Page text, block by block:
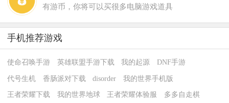
有游币，你将可以买很多电脑游戏道具
手机推荐游戏
使命召唤手游 英雄联盟手游下载 我的起源 DNF手游
代号生机 香肠派对下载 disorder 我的世界手机版
王者荣耀下载 我的世界地球 王者荣耀体验服 多多自走棋